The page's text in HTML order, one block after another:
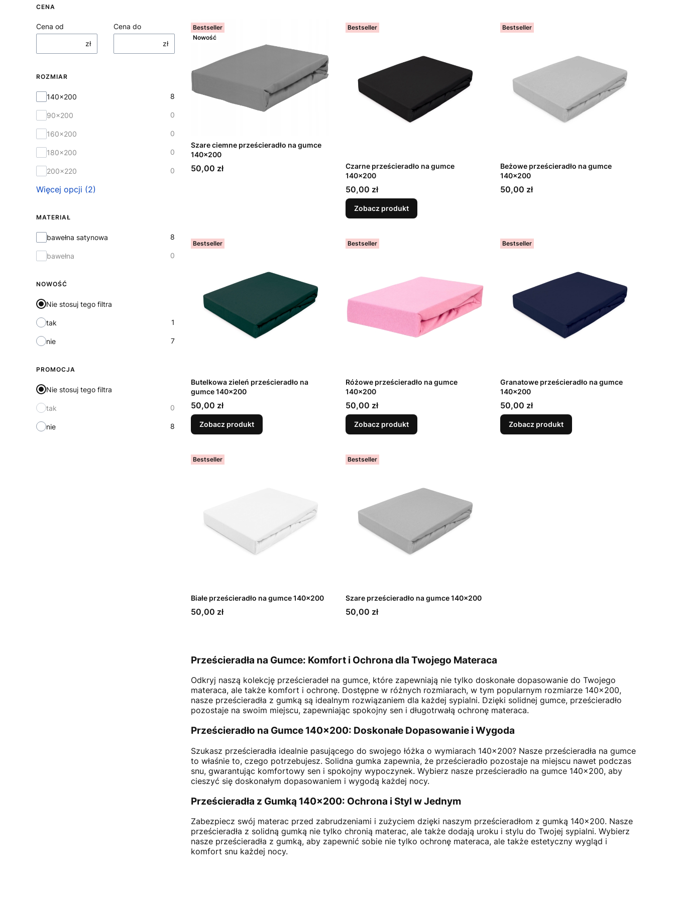
CENA
Cena od
zł
Cena do
zł
ROZMIAR
Rozmiar
140x200 8
90x200 0
160x200 0
180x200 0
200x220 0
Więcej opcji (2)
MATERIAŁ
Materiał
bawełna satynowa 8
bawełna 0
NOWOŚĆ
Nie stosuj tego filtra
tak 1
nie 7
PROMOCJA
Nie stosuj tego filtra
tak 0
nie 8
Bestseller
Nowość
Szare ciemne prześcieradło na gumce
140x200
Cena
50,00 zł
Bestseller
Czarne prześcieradło na gumce
140x200
Cena
50,00 zł
Zobacz produkt
Bestseller
Beżowe prześcieradło na gumce
140x200
Cena
50,00 zł
Bestseller
Butelkowa zieleń prześcieradło na
gumce 140x200
Cena
50,00 zł
Zobacz produkt
Bestseller
Różowe prześcieradło na gumce
140x200
Cena
50,00 zł
Zobacz produkt
Bestseller
Granatowe prześcieradło na gumce
140x200
Cena
50,00 zł
Zobacz produkt
Bestseller
Białe prześcieradło na gumce 140x200
Cena
50,00 zł
Bestseller
Szare prześcieradło na gumce 140x200
Cena
50,00 zł
Prześcieradła na Gumce: Komfort i Ochrona dla Twojego Materaca
Odkryj naszą kolekcję prześcieradeł na gumce, które zapewniają nie tylko doskonałe dopasowanie do Twojego
materaca, ale także komfort i ochronę. Dostępne w różnych rozmiarach, w tym popularnym rozmiarze 140x200,
nasze prześcieradła z gumką są idealnym rozwiązaniem dla każdej sypialni. Dzięki solidnej gumce, prześcieradło
pozostaje na swoim miejscu, zapewniając spokojny sen i długotrwałą ochronę materaca.
Prześcieradło na Gumce 140x200: Doskonałe Dopasowanie i Wygoda
Szukasz prześcieradła idealnie pasującego do swojego łóżka o wymiarach 140x200? Nasze prześcieradła na gumce
to właśnie to, czego potrzebujesz. Solidna gumka zapewnia, że prześcieradło pozostaje na miejscu nawet podczas
snu, gwarantując komfortowy sen i spokojny wypoczynek. Wybierz nasze prześcieradło na gumce 140x200, aby
cieszyć się doskonałym dopasowaniem i wygodą każdej nocy.
Prześcieradła z Gumką 140x200: Ochrona i Styl w Jednym
Zabezpiecz swój materac przed zabrudzeniami i zużyciem dzięki naszym prześcieradłom z gumką 140x200. Nasze
prześcieradła z solidną gumką nie tylko chronią materac, ale także dodają uroku i stylu do Twojej sypialni. Wybierz
nasze prześcieradła z gumką, aby zapewnić sobie nie tylko ochronę materaca, ale także estetyczny wygląd i
komfort snu każdej nocy.